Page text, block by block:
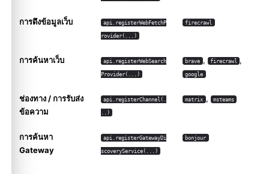
การดึงข้อมูลเว็บ api.registerWebFetchP
rovider(...)
firecrawl
การค้นหาเว็บ api.registerWebSearch
Provider(...)
brave , firecrawl ,
google
ช่องทาง / การรับส่ง
ข้อความ
api.registerChannel(.
..)
matrix , msteams
การค้นหา
Gateway
api.registerGatewayDi
scoveryService(...)
bonjour